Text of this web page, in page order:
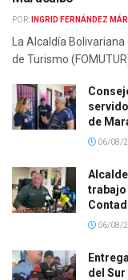
POR: INGRID FERNÁNDEZ
La Alcaldía
de Turismo
de
06/08/
trabajo
06/08/
del